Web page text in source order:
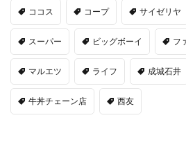
ココス コープ サイゼリヤ
スーパー ビッグボーイ フ
マルエツ ライフ 成城石井
牛丼チェーン店 西友